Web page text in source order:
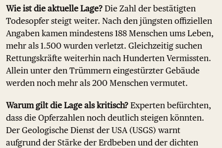
Wie ist die aktuelle Lage? Die Zahl der bestätigten
Todesopfer steigt weiter. Nach den jüngsten offiziellen
Angaben kamen mindestens 188 Menschen ums Leben,
mehr als 1.500 wurden verletzt. Gleichzeitig suchen
Rettungskräfte weiterhin nach Hunderten Vermissten.
Allein unter den Trümmern eingestürzter Gebäude
werden noch mehr als 200 Menschen vermutet.
Warum gilt die Lage als kritisch? Experten befürchten,
dass die Opferzahlen noch deutlich steigen könnten.
Der Geologische Dienst der USA (USGS) warnt
aufgrund der Stärke der Erdbeben und der dichten